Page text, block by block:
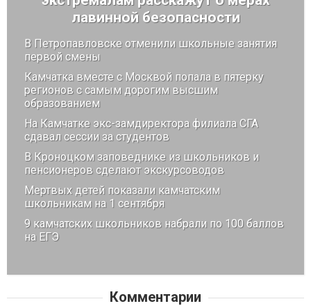
лавинной безопасности
В Петропавловске отменили школьные занятия
первой смены
Камчатка вместе с Москвой попала в пятерку
регионов с самым дорогим высшим
образованием
На Камчатке экс-замдиректора филиала СГА
сдавал сессии за студентов
В Кроноцком заповеднике из школьников и
пенсионеров сделают экскурсоводов
Мертвых детей показали камчатским
школьникам на 1 сентября
9 камчатских школьников набрали по 100 баллов
на ЕГЭ
Комментарии